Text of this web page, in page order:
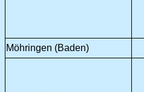
Möhringen (Baden)